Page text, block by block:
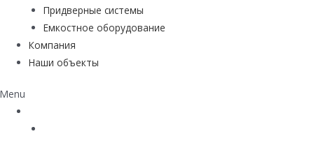
Придверные системы
Емкостное оборудование
Компания
Наши объекты
Menu